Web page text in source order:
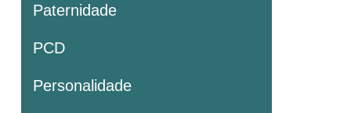
Paternidade
PCD
Personalidade